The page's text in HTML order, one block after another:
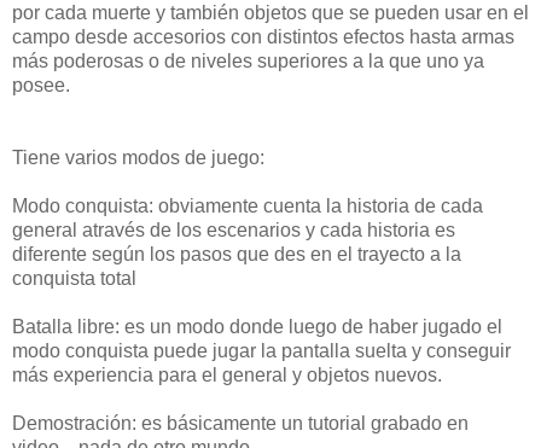
por cada muerte y también objetos que se pueden usar en el
campo desde accesorios con distintos efectos hasta armas
más poderosas o de niveles superiores a la que uno ya
posee.
Tiene varios modos de juego:
Modo conquista: obviamente cuenta la historia de cada
general através de los escenarios y cada historia es
diferente según los pasos que des en el trayecto a la
conquista total
Batalla libre: es un modo donde luego de haber jugado el
modo conquista puede jugar la pantalla suelta y conseguir
más experiencia para el general y objetos nuevos.
Demostración: es básicamente un tutorial grabado en